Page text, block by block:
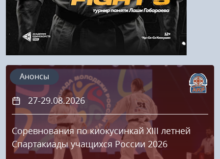
27-29.08.2026
Соревнования по киокусинкай XIII летней
Спартакиады учащихся России 2026
Анонсы